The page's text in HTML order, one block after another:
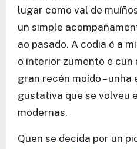
lugar como val de
un simple
ao pasado. A codia é a
o interior zumento e cun
gran recén moído –
gustativa que se volveu
modernas.
Quen se decida por un